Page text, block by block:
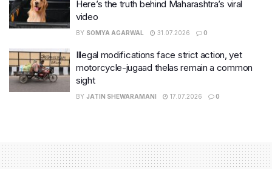
Here’s the truth behind Maharashtra’s viral
video
BY SOMYA AGARWAL 31.07.2026 0
Illegal modifications face strict action, yet
motorcycle-jugaad thelas remain a common
sight
BY JATIN SHEWARAMANI 17.07.2026 0